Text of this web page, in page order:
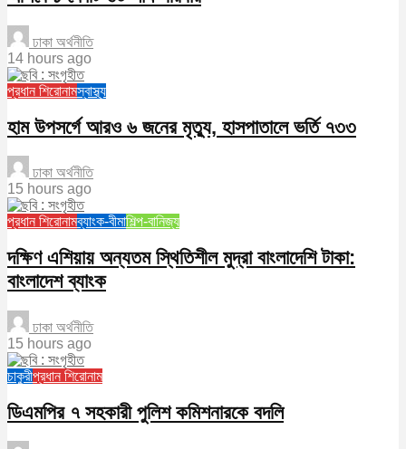
ঢাকা অর্থনীতি
14 hours ago
প্রধান শিরোনামস্বাস্থ্য
হাম উপসর্গে আরও ৬ জনের মৃত্যু, হাসপাতালে ভর্তি ৭৩৩
ঢাকা অর্থনীতি
15 hours ago
প্রধান শিরোনামব্যাংক-বীমাশিল্প-বানিজ্য
দক্ষিণ এশিয়ায় অন্যতম স্থিতিশীল মুদ্রা বাংলাদেশি টাকা:
বাংলাদেশ ব্যাংক
ঢাকা অর্থনীতি
15 hours ago
চাকুরীপ্রধান শিরোনাম
ডিএমপির ৭ সহকারী পুলিশ কমিশনারকে বদলি